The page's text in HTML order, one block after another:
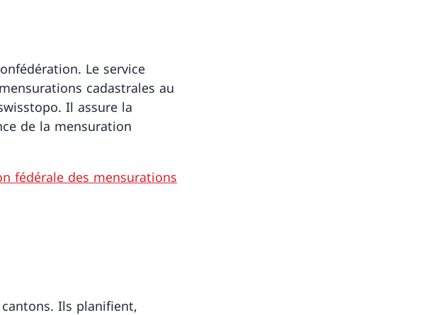
Le service
cadastrales au
Il assure la
de la mensuration
fédérale des mensurations
Ils planifient,